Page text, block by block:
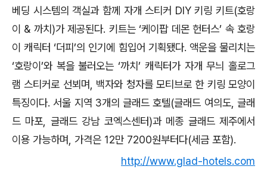
베딩 시스템의 객실과 함께 자개 스티커 DIY 키링 키트(호랑
이 & 까치)가 제공된다. 키트는 ‘케이팝 데몬 헌터스’ 속 호랑
이 캐릭터 ‘더피’의 인기에 힘입어 기획됐다. 액운을 물리치는
‘호랑이’와 복을 불러오는 ‘까치’ 캐릭터가 자개 무늬 홀로그
램 스티커로 선뵈며, 백자와 청자를 모티브로 한 키링 모양이
특징이다. 서울 지역 3개의 글래드 호텔(글래드 여의도, 글래
드 마포, 글래드 강남 코엑스센터)과 메종 글래드 제주에서
이용 가능하며, 가격은 12만 7200원부터다(세금 포함).
http://www.glad-hotels.com